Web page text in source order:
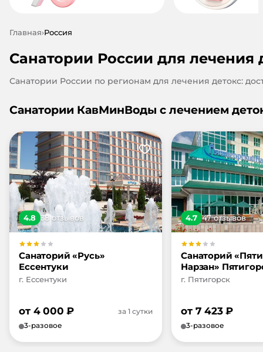
Главная›Россия
Санатории России для лечения
Санатории России по регионам для лечения детокс:
Санатории КавМинВоды с лечением
4.8 38отзывов
Санаторий «Русь»
Ессентуки
г. Ессентуки
от 4 000 ₽
за 1 сутки
3-разовое
4.7 47отзывов
Санаторий
Нарзан»
г. Пятигорск
от 7 423₽
3-разовое